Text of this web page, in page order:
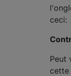
ceci:
Peut
cette